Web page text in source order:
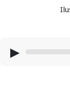
▶